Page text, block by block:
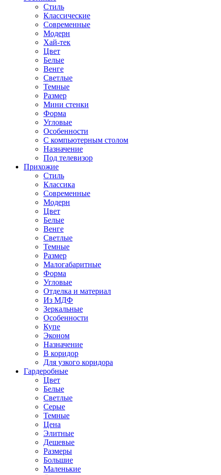
Стиль
Классические
Современные
Модерн
Хай-тек
Цвет
Белые
Венге
Светлые
Темные
Размер
Мини стенки
Форма
Угловые
Особенности
С компьютерным столом
Назначение
Под телевизор
Прихожие
Стиль
Классика
Современные
Модерн
Цвет
Белые
Венге
Светлые
Темные
Размер
Малогабаритные
Форма
Угловые
Отделка и материал
Из МДФ
Зеркальные
Особенности
Купе
Эконом
Назначение
В коридор
Для узкого коридора
Гардеробные
Цвет
Белые
Светлые
Серые
Темные
Цена
Элитные
Дешевые
Размеры
Большие
Маленькие